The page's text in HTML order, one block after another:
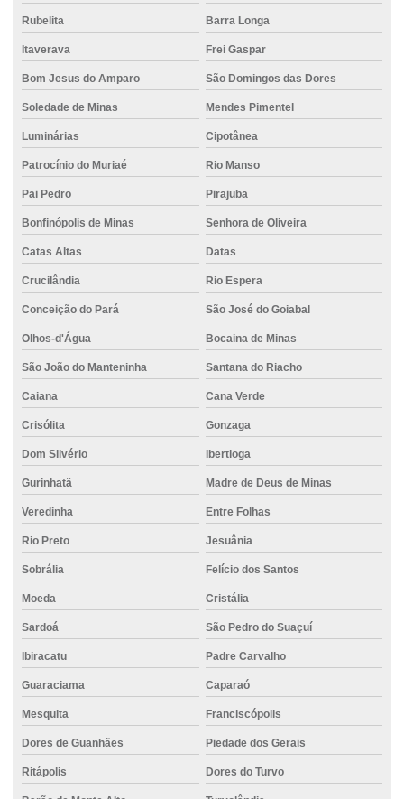
Rubelita Barra Longa
Itaverava Frei Gaspar
Bom Jesus do Amparo São Domingos das Dores
Soledade de Minas Mendes Pimentel
Luminárias Cipotânea
Patrocínio do Muriaé Rio Manso
Pai Pedro Pirajuba
Bonfinópolis de Minas Senhora de Oliveira
Catas Altas Datas
Crucilândia Rio Espera
Conceição do Pará São José do Goiabal
Olhos-d'Água Bocaina de Minas
São João do Manteninha Santana do Riacho
Caiana Cana Verde
Crisólita Gonzaga
Dom Silvério Ibertioga
Gurinhatã Madre de Deus de Minas
Veredinha Entre Folhas
Rio Preto Jesuânia
Sobrália Felício dos Santos
Moeda Cristália
Sardoá São Pedro do Suaçuí
Ibiracatu Padre Carvalho
Guaraciama Caparaó
Mesquita Franciscópolis
Dores de Guanhães Piedade dos Gerais
Ritápolis Dores do Turvo